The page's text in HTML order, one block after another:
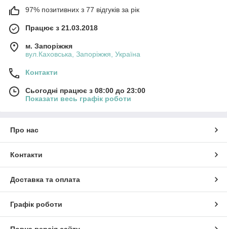
97% позитивних з 77 відгуків за рік
Працює з 21.03.2018
м. Запоріжжя
вул.Каховська, Запоріжжя, Україна
Контакти
Сьогодні працює з 08:00 до 23:00
Показати весь графік роботи
Про нас
Контакти
Доставка та оплата
Графік роботи